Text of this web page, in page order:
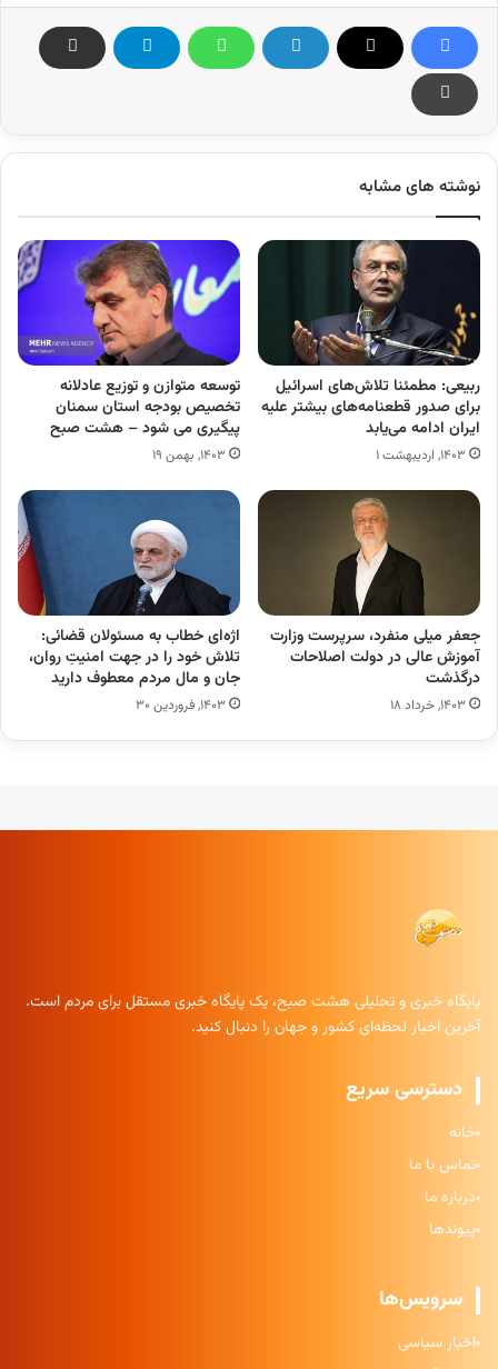
نوشته های مشابه
ربیعی: مطمئنا تلاش‌های اسرائیل
برای صدور قطعنامه‌ها‌ی بیشتر علیه
ایران ادامه می‌یابد
۱۴۰۳, اردیبهشت ۱
توسعه متوازن ‌و توزیع عادلانه
تخصیص بودجه استان سمنان
پیگیری می شود – هشت صبح
۱۴۰۳, بهمن ۱۹
جعفر میلی منفرد، سرپرست وزارت
آموزش عالی در دولت اصلاحات
درگذشت
۱۴۰۳, خرداد ۱۸
اژه‌ای خطاب به مسئولان قضائی:
تلاش خود را در جهت امنیتِ روان،
جان و مال مردم معطوف دارید
۱۴۰۳, فروردین ۳۰
پایگاه خبری و تحلیلی هشت صبح، یک پایگاه خبری مستقل برای مردم است.
آخرین اخبار لحظه‌ای کشور و جهان را دنبال کنید.
دسترسی سریع
خانه
تماس با ما
درباره ما
پیوندها
سرویس‌ها
اخبار سیاسی